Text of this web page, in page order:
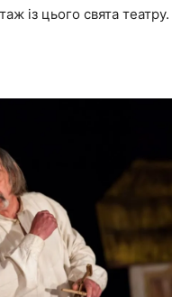
із цього свята театру.